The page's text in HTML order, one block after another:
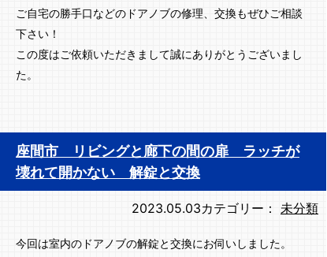
ご自宅の勝手口などのドアノブの修理、交換もぜひご相談
下さい！
この度はご依頼いただきまして誠にありがとうございまし
た。
座間市 リビングと廊下の間の扉 ラッチが
壊れて開かない 解錠と交換
2023.05.03カテゴリー： 未分類
今回は室内のドアノブの解錠と交換にお伺いしました。